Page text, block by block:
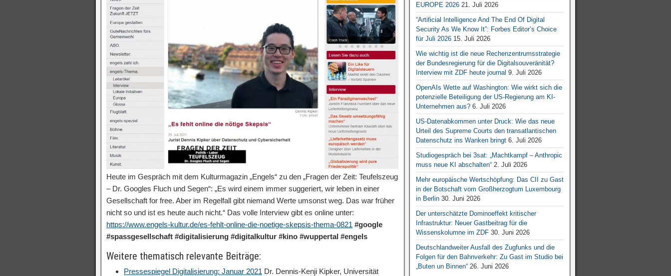
Heute im Gespräch mit dem Kulturmagazin „Engels“ zu den „Fragen der Zeit: Teufelszeug
– Dr. Googles Fluch und Segen“: „Es wird einem immer suggeriert, wir leben in einer
Gesellschaft for free. Aber im Regelfall gibt niemand Werte umsonst weg. Das war früher
nicht so und ist es heute auch nicht.“ Das volle Interview gibt es online unter:
https://www.engels-kultur.de/es-fehlt-online-die-noetige-skepsis-thema-0821 #google
#spassgesellschaft #digitalisierung #digitalkultur #kino #wuppertal #engels
Weitere thematisch relevante Beiträge:
Pressespiegel Digitalisierung: Januar 2021 Dr. Dennis-Kenji Kipker, Universität
EUROPE 2026 21. Juli 2026
“Artificial Intelligence And The End Of Digital
Security As We Know It”: Forbes Editor’s Choice
für Juli 2026 15. Juli 2026
Wie wichtig ist die neue Rechenzentrumsstrategie
der Bundesregierung für die Digitalsouveränität?
Interview mit ZDF heute journal 9. Juli 2026
OpenAIs Wette auf Washington: Wie wirkt sich die
potenzielle Beteiligung der US-Regierung am KI-
Unternehmen aus? 6. Juli 2026
US-Datenabkommen unter Druck: Wie das neue
Urteil des Supreme Courts den transatlantischen
Datenschutz ins Wanken bringt 6. Juli 2026
Studiogespräch bei 3sat: „Machtkampf – Anthropic
muss neue KI abschalten“ 2. Juli 2026
Mehr europäische Wertschöpfung: Das CII zu Gast
in der Botschaft vom Großherzogtum Luxembourg
in Berlin 30. Juni 2026
Der unterschätzte Dominoeffekt kritischer
Infrastruktur: Neuer Gastbeitrag für die
Wissenskolumne im ZDF 30. Juni 2026
Deutschlandweiter Ausfall des Zugfunks und die
Folgen für den Bahnverkehr: Zu Gast im Studio bei
„Buten un Binnen“ 26. Juni 2026